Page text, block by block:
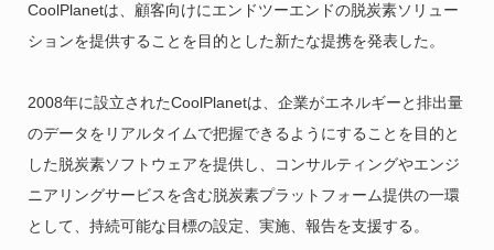
CoolPlanetは、顧客向けにエンドツーエンドの脱炭素ソリュー
ションを提供することを目的とした新たな提携を発表した。
2008年に設立されたCoolPlanetは、企業がエネルギーと排出量
のデータをリアルタイムで把握できるようにすることを目的と
した脱炭素ソフトウェアを提供し、コンサルティングやエンジ
ニアリングサービスを含む脱炭素プラットフォーム提供の一環
として、持続可能な目標の設定、実施、報告を支援する。